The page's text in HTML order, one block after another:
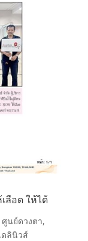
ลือด ให้ได้
ศูนย์ดวงตา,
ดลินิวส์